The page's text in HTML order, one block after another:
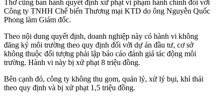
Thơ cũng ban hành quyết định xử phạt vi phạm hành chính đối với
Công ty TNHH Chế biến Thương mại KTD do ông Nguyễn Quốc
Phong làm Giám đốc.
Theo nội dung quyết định, doanh nghiệp này có hành vi không
đăng ký môi trường theo quy định đối với dự án đầu tư, cơ sở
không thuộc đối tượng phải lập báo cáo đánh giá tác động môi
trường. Hành vi này bị xử phạt 8 triệu đồng.
Bên cạnh đó, công ty không thu gom, quản lý, xử lý bụi, khí thải
theo quy định và bị xử phạt 1,5 triệu đồng.